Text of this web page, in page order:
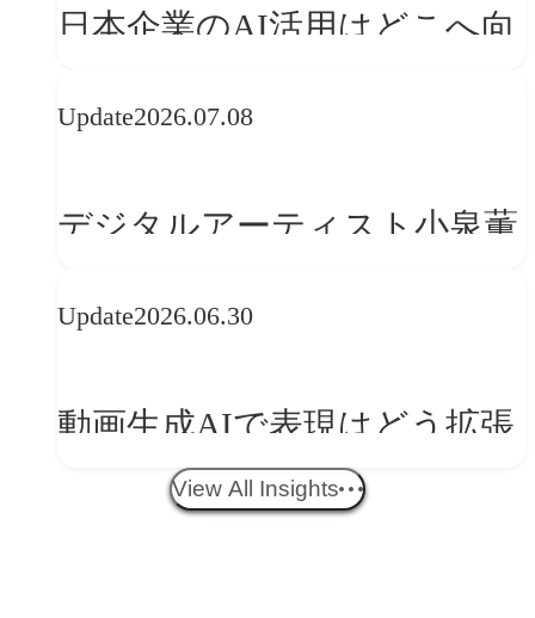
日本企業のAI活用はどこへ向
レンドに見る「人間中心」へ
Update2026.07.08
デジタルアーティスト小泉薫
ークフロー設計と「ノイズと
Update2026.06.30
動画生成AIで表現はどう拡張
する？映像ディレクター橋本
View All Insights